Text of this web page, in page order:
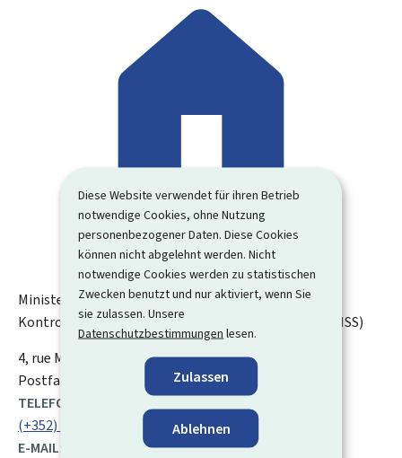
Diese Website verwendet für ihren Betrieb
notwendige Cookies, ohne Nutzung
personenbezogener Daten. Diese Cookies
können nicht abgelehnt werden. Nicht
notwendige Cookies werden zu statistischen
Zwecken benutzt und nur aktiviert, wenn Sie
sie zulassen. Unsere
Datenschutzbestimmungen lesen.
Zulassen
Ablehnen
Ministerium für Gesundheit und soziale Sicherheit
Kontrollärztlicher Dienst der Sozialversicherung (CMSS)
ADRESSE:
4, rue Mercier LuxemburgLuxemburg
Postfach 1342 / L-1013 Luxemburg
TELEFON:
(+352) 247 67 500
E-MAIL: